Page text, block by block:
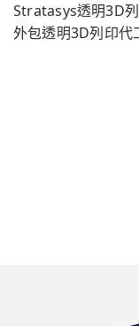
Stratasys透明3D
外包透明3D列印代